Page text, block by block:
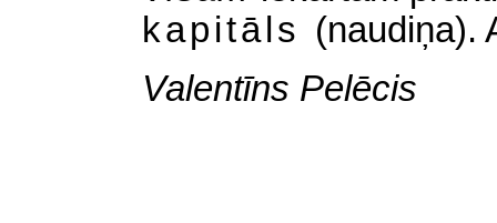
kapitāls (naudiņa).
Valentīns Pelēcis